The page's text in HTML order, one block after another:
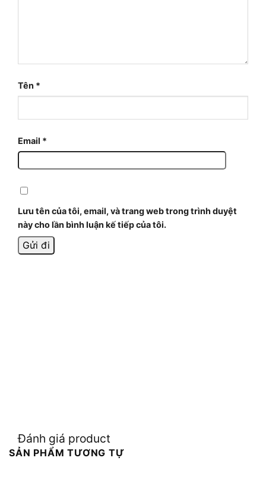
Tên *
Email *
Lưu tên của tôi, email, và trang web trong trình duyệt
này cho lần bình luận kế tiếp của tôi.
Đánh giá product
SẢN PHẨM TƯƠNG TỰ